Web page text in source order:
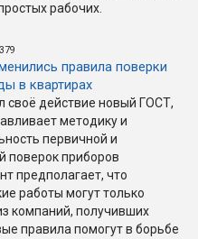
рабочих.
правила поверки
в квартирах
своё действие новый ГОСТ,
методику и
первичной и
поверок приборов
предполагает, что
работы могут только
компаний, получивших
правила помогут в борьбе